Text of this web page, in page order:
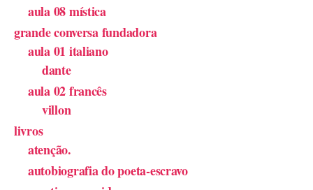
aula 08 mística
grande conversa fundadora
aula 01 italiano
dante
aula 02 francês
villon
livros
atenção.
autobiografia do poeta-escravo